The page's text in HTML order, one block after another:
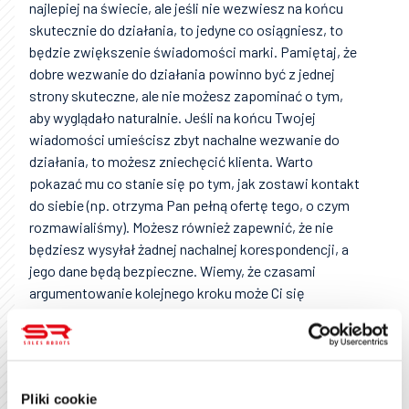
Pliki cookie
najlepiej na świecie, ale jeśli nie wezwiesz na końcu
skutecznie do działania, to jedyne co osiągniesz, to
będzie zwiększenie świadomości marki. Pamiętaj, że
dobre wezwanie do działania powinno być z jednej
strony skuteczne, ale nie możesz zapominać o tym,
aby wyglądało naturalnie. Jeśli na końcu Twojej
wiadomości umieścisz zbyt nachalne wezwanie do
działania, to możesz zniechęcić klienta. Warto
pokazać mu co stanie się po tym, jak zostawi kontakt
do siebie (np. otrzyma Pan pełną ofertę tego, o czym
rozmawialiśmy). Możesz również zapewnić, że nie
będziesz wysyłał żadnej nachalnej korespondencji, a
jego dane będą bezpieczne. Wiemy, że czasami
argumentowanie kolejnego kroku może Ci się
ludzki mózg lubi wiedzieć co będzie dalej. Nawet jeśli